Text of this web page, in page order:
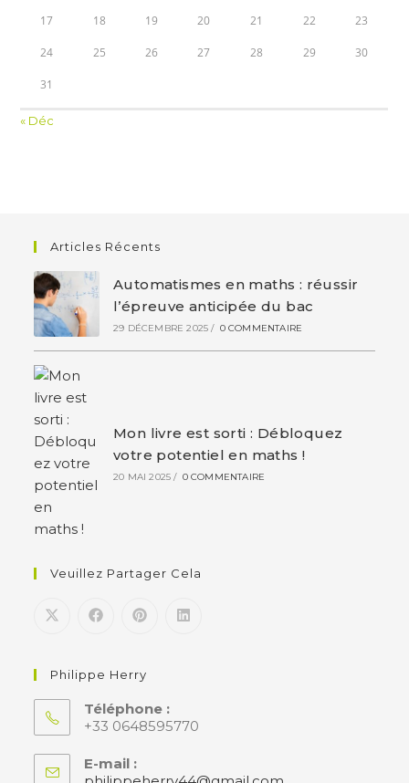
17 18 19 20 21 22 23
24 25 26 27 28 29 30
31
« Déc
Articles Récents
Automatismes en maths : réussir
l’épreuve anticipée du bac
29 DÉCEMBRE 2025 / 0 COMMENTAIRE
Mon livre est sorti : Débloquez
votre potentiel en maths !
20 MAI 2025 / 0 COMMENTAIRE
Veuillez Partager Cela
Philippe Herry
Téléphone :
+33 0648595770
E-mail :